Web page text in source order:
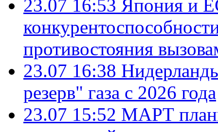
23.07 16:53 Япония и
противостояния
23.07 16:38
резерв" газа с 2026 года
23.07 15:52 МАРТ